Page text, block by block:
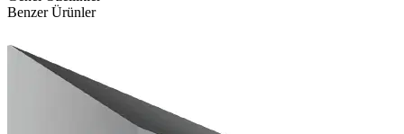
Benzer Ürünler